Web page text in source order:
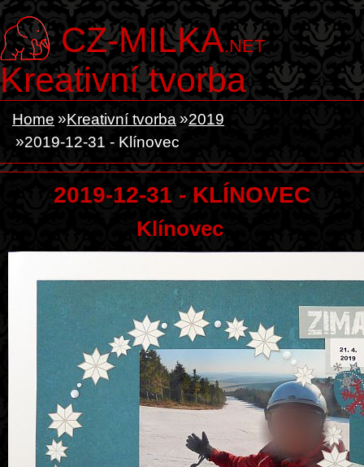
CZ-MILKA.NET
Kreativní tvorba
Home Kreativní tvorba
2019
2019-12-31 - Klínovec
2019-12-31 - KLÍNOVEC
Klínovec